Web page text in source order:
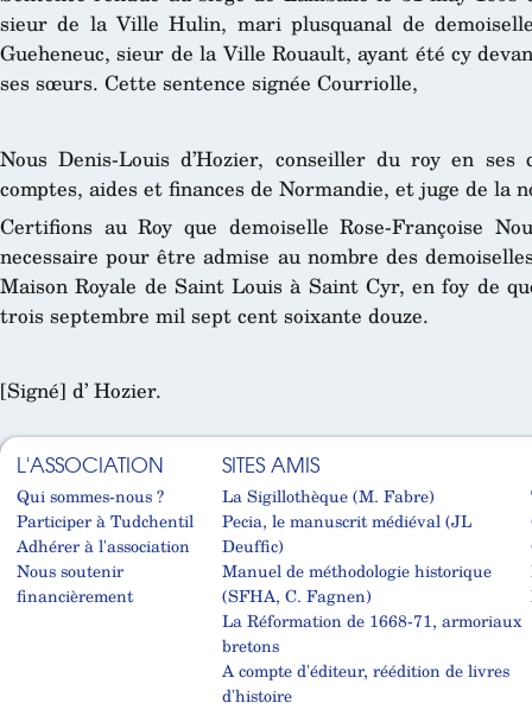
sieur de la Ville Hulin, mari plusquanal de
Gueheneuc, sieur de la Ville Rouault, ayant été cy
ses sœurs. Cette sentence signée Courriolle,
Nous Denis-Louis d’Hozier, conseiller du roy en
comptes, aides et finances de Normandie, et juge de la
Certifions au Roy que demoiselle Rose-Françoise
necessaire pour être admise au nombre des
Maison Royale de Saint Louis à Saint Cyr, en foy de
trois septembre mil sept cent soixante douze.
[Signé] d’ Hozier.
L'ASSOCIATION
Qui sommes-nous ?
Participer à Tudchentil
Adhérer à l'association
Nous soutenir
financièrement
SITES AMIS
La Sigillothèque (M. Fabre)
Pecia, le manuscrit médiéval (JL
Deuffic)
Manuel de méthodologie historique
(SFHA, C. Fagnen)
La Réformation de 1668-71, armoriaux
bretons
A compte d'éditeur, réédition de livres
d'histoire